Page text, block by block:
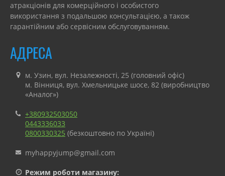
атракціонів для комерційного і особистого
використання з подальшою консультацією, а також
гарантійним або сервісним обслуговуванням.
АДРЕСА
м. Узин, вул. Незалежності, 25 (головний офіс)
м. Вінниця, вул. Хмельницьке шосе, 82 (виробництво
«Аналог»)
+380932503050
0443336033
0800330325 (безкоштовно по Україні)
myhappyjump@gmail.com
Режим роботи магазину: